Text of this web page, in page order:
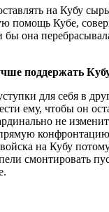
на Кубу
помощь Кубе,
она
поддержать
для себя в
ему, чтобы он
не
на Кубу потому,
смонтировать